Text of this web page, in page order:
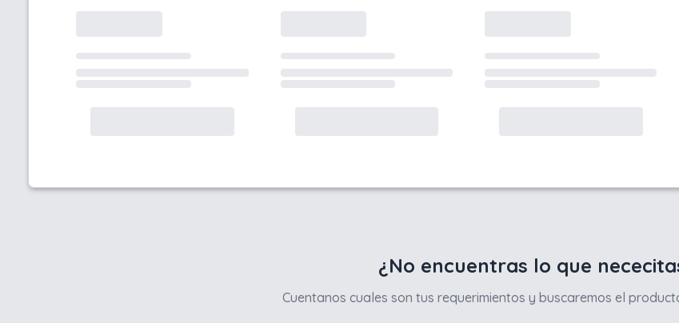
¿No encuentras lo que
Cuentanos cuales son tus requerimientos y buscaremos el